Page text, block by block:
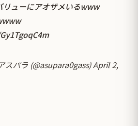
リューにアオザメいるwww
パラ (@asupara0gass)April 2,